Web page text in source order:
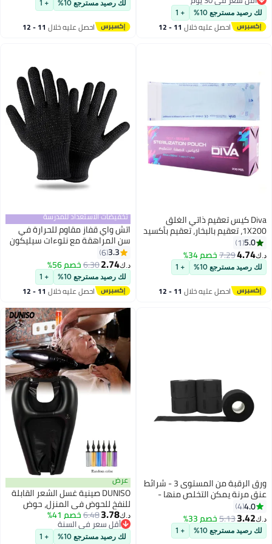
أقل سعر في 30 يوم
لك رصيد مسترجع 10% + 1
احصل عليه خلال 11 - 12
أسنان ومشط ومنفضة للرقبة
ومشبك شعر متضمن
لك رصيد مسترجع 10% + 1
احصل عليه خلال 11 - 12
Diva كيس تعقيم ذاتي الغلق
1X200، تعقيم بالبخار، تعقيم بأكسيد
الإيثيلين، تعقيم بالفورمالديهايد،
الوقاية من العدوى
5.0
1
د.ك‏4.74
7.29خصم 34%
لك رصيد مسترجع 10% + 1
احصل عليه خلال 11 - 12
اغسطس
تخفيضات الاستعداد للمدرسة
اتش واي قفاز مقاوم للحرارة في
سن المراهقة مع نتوءات سيليكون
لأداة الحديد للشعر ، قفازات حرارية
احترافية للضغط الحراري ، قفازات
واقية من الحرارة لتصفيف الشعر ،
قفازات التسامي مقاومة للحرارة
(أسود)
3.3
6
د.ك‏2.74
6.30خصم 56%
لك رصيد مسترجع 10% + 1
احصل عليه خلال 11 - 12
اغسطس
ورق الرقبة من المستوى 3 - شرائط
عنق مرنة يمكن التخلص منها -
مستلزمات الحلاق ومصفف الشعر -
مقاومة للماء وتلتصق ذاتيًا بالرقبة
- مقطوعة مسبقًا وسهلة
الاستخدام - 5 لفات (100 قطعة)
4.0
4
د.ك‏3.42
5.13خصم 33%
لك رصيد مسترجع 10% + 1
عرض
DUNISO صينية غسل الشعر القابلة
للنفخ للحوض في المنزل، حوض
شامبو محمول، وعاء شامبو قابل
للنفخ لغسل الأسرّة لكبار السن،
المعاقين، المصابين، الحوامل
د.ك‏3.78
6.48خصم 41%
أقل سعر في السنة
أقل سعر في السنة
لك رصيد مسترجع 10% + 1